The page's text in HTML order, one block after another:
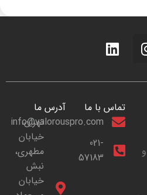
تماس با ما
info@valorouspro.com
021-
57183
آدرس ما
تهران،
خیابان
مطهری،
نبش
خیابان